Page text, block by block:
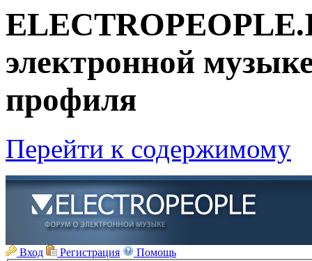
электронной
профиля
Перейти к содержимому
Вход Регистрация
Помощь